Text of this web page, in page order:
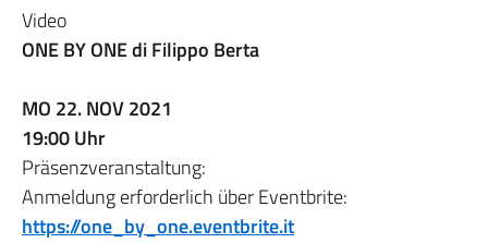
Video
ONE BY ONE di Filippo Berta
MO 22. NOV 2021
19:00 Uhr
Präsenzveranstaltung:
Anmeldung erforderlich über Eventbrite:
https://one_by_one.eventbrite.it